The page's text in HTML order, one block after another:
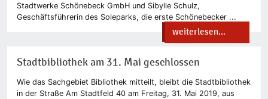
Stadtwerke Schönebeck GmbH und Sibylle Schulz,
Geschäftsführerin des Soleparks, die erste Schönebecker ...
weiterlesen...
Stadtbibliothek am 31. Mai geschlossen
Wie das Sachgebiet Bibliothek mitteilt, bleibt die Stadtbibliothek
in der Straße Am Stadtfeld 40 am Freitag, 31. Mai 2019, aus